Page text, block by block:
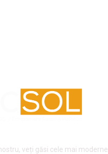
veți găsi cele mai moderne